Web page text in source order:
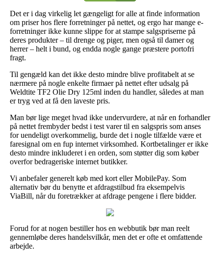
Det er i dag virkelig let gængeligt for alle at finde information
om priser hos flere forretninger på nettet, og ergo har mange e-
forretninger ikke kunne slippe for at stampe salgspriserne på
deres produkter – til drenge og piger, men også til damer og
herrer – helt i bund, og endda nogle gange præstere portofri
fragt.
Til gengæld kan det ikke desto mindre blive profitabelt at se
nærmere på nogle enkelte firmaer på nettet efter udsalg på
Weldtite TF2 Olie Dry 125ml inden du handler, således at man
er tryg ved at få den laveste pris.
Man bør lige meget hvad ikke undervurdere, at når en forhandler
på nettet frembyder bedst i test varer til en salgspris som anses
for uendeligt overkommelig, burde det i nogle tilfælde være et
faresignal om en fup internet virksomhed. Kortbetalinger er ikke
desto mindre inkluderet i en orden, som støtter dig som køber
overfor bedrageriske internet butikker.
Vi anbefaler generelt køb med kort eller MobilePay. Som
alternativ bør du benytte et afdragstilbud fra eksempelvis
ViaBill, når du foretrækker at afdrage pengene i flere bidder.
Forud for at nogen bestiller hos en webbutik bør man reelt
gennemløbe deres handelsvilkår, men det er ofte et omfattende
arbejde.